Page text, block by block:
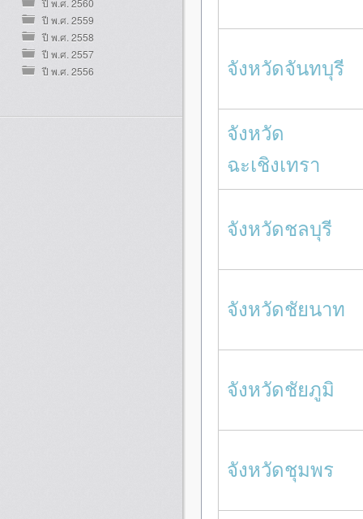
ปี พ.ศ. 2560
ปี พ.ศ. 2559
ปี พ.ศ. 2558
ปี พ.ศ. 2557
ปี พ.ศ. 2556
จังหวัดจันทบุรี
จังหวัด
ฉะเชิงเทรา
จังหวัดชลบุรี
จังหวัดชัยนาท
จังหวัดชัยภูมิ
จังหวัดชุมพร